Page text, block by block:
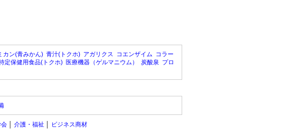
カン(青みかん) 青汁(トクホ) アガリクス コエンザイム コラー
定保健用食品(トクホ) 医療機器（ゲルマニウム） 炭酸泉 プロ
会 介護・福祉
ビジネス商材